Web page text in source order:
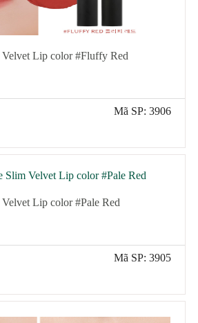
Lip color #Fluffy Red
Mã SP: 3906
Lip color #Pale Red
Mã SP: 3905